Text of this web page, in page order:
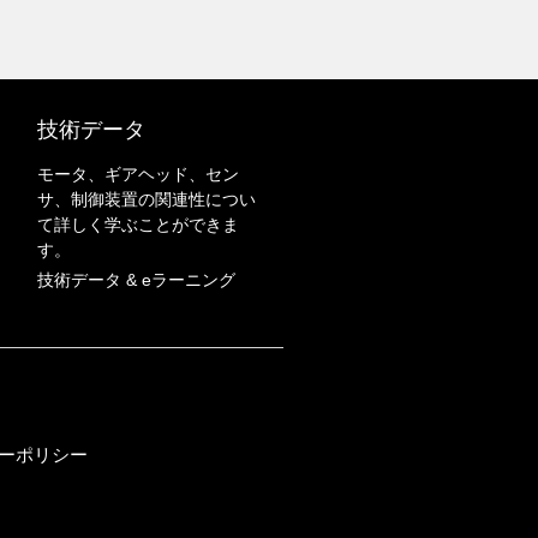
技術データ
モータ、ギアヘッド、セン
サ、制御装置の関連性につい
て詳しく学ぶことができま
す。
技術データ & eラーニング
ポリシー